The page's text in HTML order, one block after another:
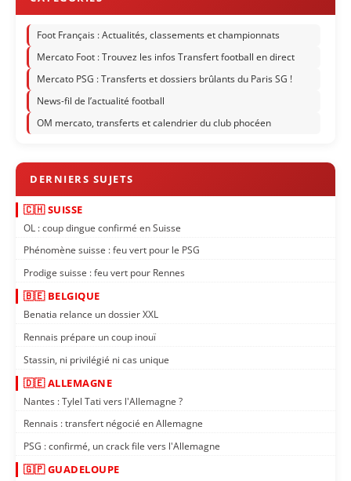
Foot Français : Actualités, classements et championnats
Mercato Foot : Trouvez les infos Transfert football en direct
Mercato PSG : Transferts et dossiers brûlants du Paris SG !
News-fil de l’actualité football
OM mercato, transferts et calendrier du club phocéen
🇨🇭 SUISSE
OL : coup dingue confirmé en Suisse
Phénomène suisse : feu vert pour le PSG
Prodige suisse : feu vert pour Rennes
🇧🇪 BELGIQUE
Benatia relance un dossier XXL
Rennais prépare un coup inouï
Stassin, ni privilégié ni cas unique
🇩🇪 ALLEMAGNE
Nantes : Tylel Tati vers l'Allemagne ?
Rennais : transfert négocié en Allemagne
PSG : confirmé, un crack file vers l'Allemagne
🇬🇵 GUADELOUPE